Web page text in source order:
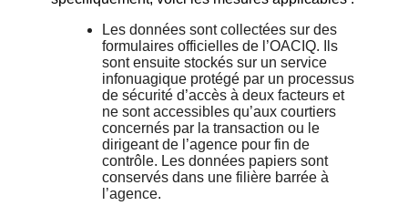
Les données sont collectées sur des
formulaires officielles de l’OACIQ. Ils
sont ensuite stockés sur un service
infonuagique protégé par un processus
de sécurité d’accès à deux facteurs et
ne sont accessibles qu’aux courtiers
concernés par la transaction ou le
dirigeant de l’agence pour fin de
contrôle. Les données papiers sont
conservés dans une filière barrée à
l’agence.